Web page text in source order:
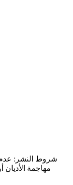
شروط النشر:
مهاجمة الأديان